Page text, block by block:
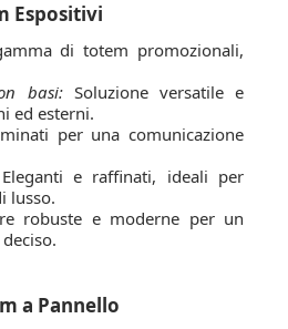
Espositivi
di totem promozionali,
basi: Soluzione versatile e
ed esterni.
per una comunicazione
e raffinati, ideali per
lusso.
robuste e moderne per un
a Pannello